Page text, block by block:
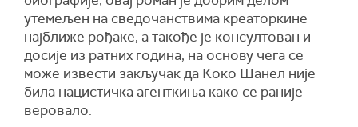
утемељен на сведочанствима креаторкине
најближе рођаке, а такође је консултован и
досије из ратних година, на основу чега се
може извести закључак да Коко Шанел није
била нацистичка агенткиња како се раније
веровало.